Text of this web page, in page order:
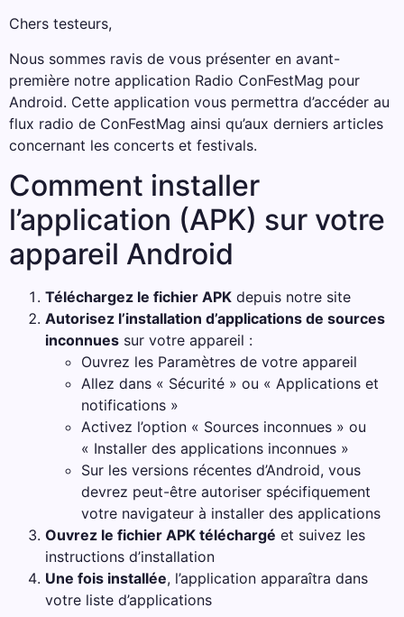
Chers testeurs,
Nous sommes ravis de vous présenter en avant-
première notre application Radio ConFestMag pour
Android. Cette application vous permettra d’accéder au
flux radio de ConFestMag ainsi qu’aux derniers articles
concernant les concerts et festivals.
Comment installer
l’application (APK) sur votre
appareil Android
Téléchargez le fichier APK depuis notre site
Autorisez l’installation d’applications de sources
inconnues sur votre appareil :
Ouvrez les Paramètres de votre appareil
Allez dans « Sécurité » ou « Applications et
notifications »
Activez l’option « Sources inconnues » ou
« Installer des applications inconnues »
Sur les versions récentes d’Android, vous
devrez peut-être autoriser spécifiquement
votre navigateur à installer des applications
Ouvrez le fichier APK téléchargé et suivez les
instructions d’installation
Une fois installée, l’application apparaîtra dans
votre liste d’applications